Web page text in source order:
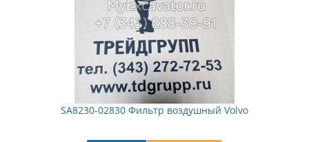
SA8230-02830 Фильтр воздушный Volvo